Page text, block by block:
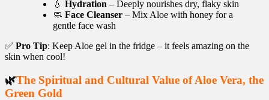
💧 Hydration – Deeply nourishes dry, flaky skin
🧼 Face Cleanser – Mix Aloe with honey for a
gentle face wash
✅ Pro Tip: Keep Aloe gel in the fridge – it feels amazing on the
skin when cool!
🌿The Spiritual and Cultural Value of Aloe Vera, the
Green Gold